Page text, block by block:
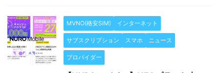
MVNO(格安SIM) インターネット
サブスクリプション スマホ ニュース
プロバイダー